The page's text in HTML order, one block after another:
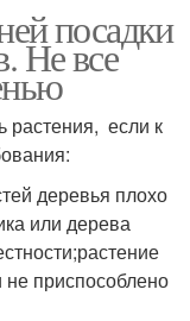
посадки
Не все
растения, если к
деревья плохо
или дерева
не приспособлено